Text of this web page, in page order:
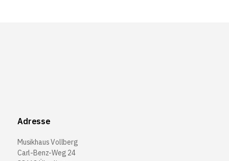
Adresse
Musikhaus Vollberg
Carl-Benz-Weg 24